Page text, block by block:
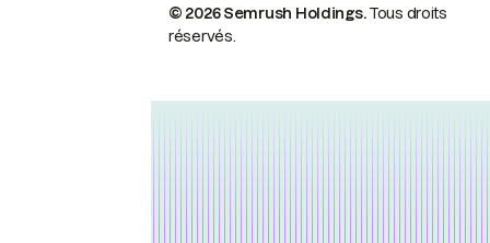
© 2026 Semrush Holdings.Tous droits
réservés.